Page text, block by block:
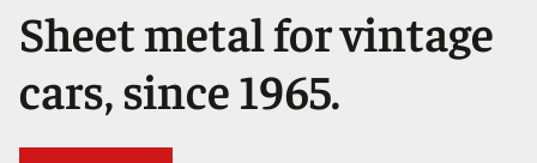
Sheet metal for vintage
cars, since 1965.